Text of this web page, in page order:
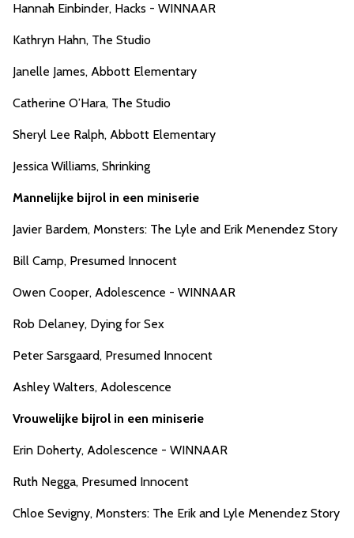
Hannah Einbinder, Hacks - WINNAAR
Kathryn Hahn, The Studio
Janelle James, Abbott Elementary
Catherine O’Hara, The Studio
Sheryl Lee Ralph, Abbott Elementary
Jessica Williams, Shrinking
Mannelijke bijrol in een miniserie
Javier Bardem, Monsters: The Lyle and Erik Menendez Story
Bill Camp, Presumed Innocent
Owen Cooper, Adolescence - WINNAAR
Rob Delaney, Dying for Sex
Peter Sarsgaard, Presumed Innocent
Ashley Walters, Adolescence
Vrouwelijke bijrol in een miniserie
Erin Doherty, Adolescence - WINNAAR
Ruth Negga, Presumed Innocent
Chloe Sevigny, Monsters: The Erik and Lyle Menendez Story